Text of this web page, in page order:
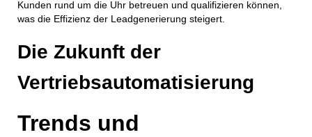
Kunden rund um die Uhr betreuen und qualifizieren können,
was die Effizienz der Leadgenerierung steigert.
Die Zukunft der
Vertriebsautomatisierung
Trends und